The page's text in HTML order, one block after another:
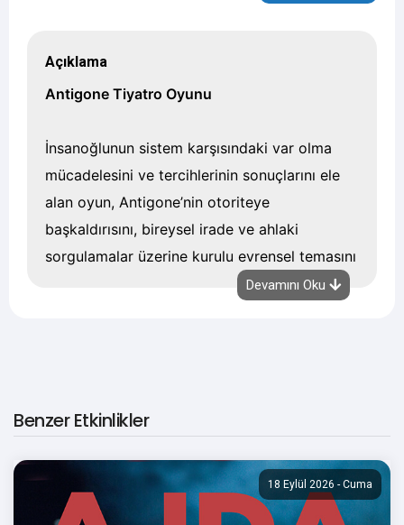
Açıklama
Antigone Tiyatro Oyunu
İnsanoğlunun sistem karşısındaki var olma
mücadelesini ve tercihlerinin sonuçlarını ele
alan oyun, Antigone’nin otoriteye
başkaldırısını, bireysel irade ve ahlaki
sorgulamalar üzerine kurulu evrensel temasını
Bu oyun Podyum Sanat Mahal Sahnesi’nde
sergilenmektedir.
Devamını Oku
Benzer Etkinlikler
18 Eylül 2026 - Cuma